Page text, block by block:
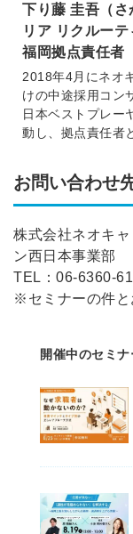
下り藤 圭吾（さ
リア リクルー
福岡拠点責任者
2018年4月にネオ
けの中途採用コン
日本ベストプレー
動し、拠点責任者
お問い合わせ
株式会社ネオキ
ン西日本事業部
TEL：06-6360-
※セミナーの件と
開催中のセミナ